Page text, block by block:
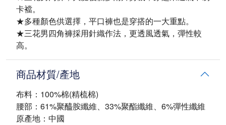
卡襠。
★多種顏色供選擇，平口褲也是穿搭的一大重點。
★三花男四角褲採用針織作法，更透風透氣，彈性較
高。
商品材質/產地
布料：100%棉(精梳棉)
腰部：61%聚醯胺纖維、33%聚酯纖維、6%彈性纖維
原產地：中國